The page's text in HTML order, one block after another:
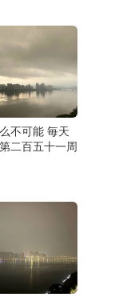
不可能 毎天
二百五十一周